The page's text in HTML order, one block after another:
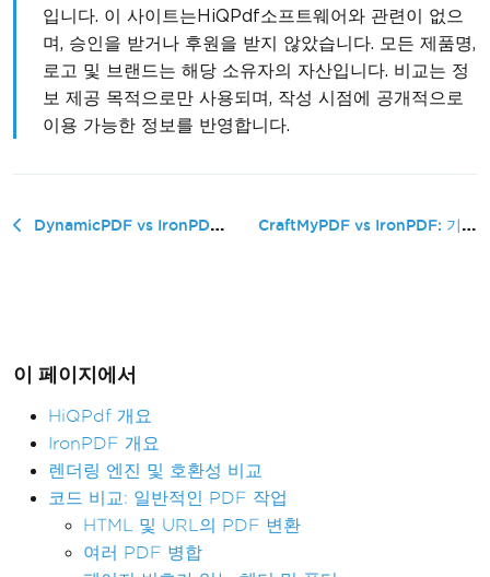
입니다. 이 사이트는HiQPdf소프트웨어와 관련이 없으
며, 승인을 받거나 후원을 받지 않았습니다. 모든 제품명,
로고 및 브랜드는 해당 소유자의 자산입니다. 비교는 정
보 제공 목적으로만 사용되며, 작성 시점에 공개적으로
이용 가능한 정보를 반영합니다.
DynamicPDF vs IronPDF: 기술 비교 가이드 CraftMyPDF vs IronPDF: 기술 비�...
이 페이지에서
HiQPdf 개요
IronPDF 개요
렌더링 엔진 및 호환성 비교
코드 비교: 일반적인 PDF 작업
HTML 및 URL의 PDF 변환
여러 PDF 병합